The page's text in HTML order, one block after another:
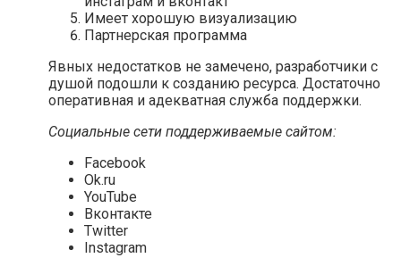
Имеет хорошую визуализацию
Партнерская программа
Явных недостатков не замечено, разработчики с
душой подошли к созданию ресурса. Достаточно
оперативная и адекватная служба поддержки.
Социальные сети поддерживаемые сайтом:
Facebook
Ok.ru
YouTube
Вконтакте
Twitter
Instagram